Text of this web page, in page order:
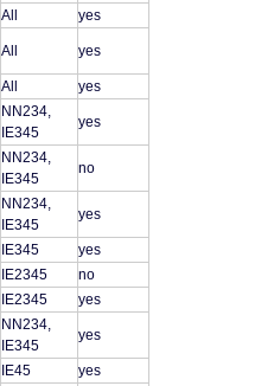
All yes
All yes
All yes
NN234,
IE345
yes
NN234,
IE345
no
NN234,
IE345
yes
IE345
yes
IE2345
no
IE2345 yes
NN234,
IE345
yes
IE45
yes